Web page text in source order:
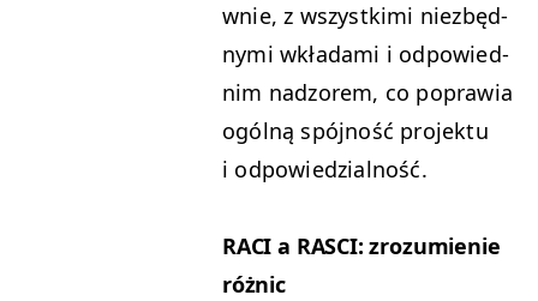
wnie, z wszys­tki­mi niezbęd­
ny­mi wkłada­mi i odpowied­
nim nad­zorem, co popraw­ia
ogól­ną spójność pro­jek­tu
i odpowiedzialność.
RACI a RAS­CI: zrozu­mie­nie
różnic